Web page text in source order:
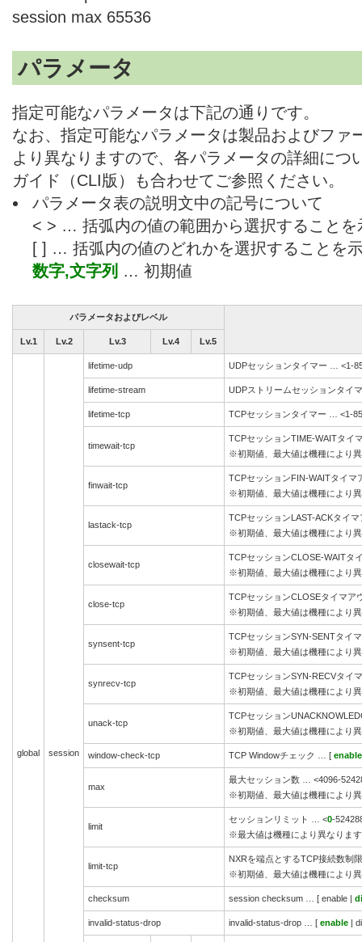
session max 65536
パラメータ
指定可能なパラメータは下記の通りです。
なお、指定可能なパラメータは製品およびファ
より異なりますので、各パラメータの詳細につ
ガイド（CLI版）も合わせてご参照ください。
パラメータ表の説明文中の記号について
< > … 括弧内の値の範囲から選択することを
[ ] … 括弧内の値のどれかを選択することを
数字,文字列 … 初期値
パラメータおよびレベル
Lv.1 Lv.2 Lv.3 Lv.4 Lv.5
global session
lifetime-udp UDPセッションタイマー … <1-
lifetime-stream UDPストリームセッションタイ
lifetime-tcp TCPセッションタイマー … <1-
timewait-tcp
TCPセッションTIME-WAITタイ
※初期値、最大値は機種により
finwait-tcp
TCPセッションFIN-WAITタイ
※初期値、最大値は機種により
lastack-tcp
TCPセッションLAST-ACKタイ
※初期値、最大値は機種により
closewait-tcp
TCPセッションCLOSE-WAITタ
※初期値、最大値は機種により
close-tcp
TCPセッションCLOSEタイマ
※初期値、最大値は機種により
synsent-tcp
TCPセッションSYN-SENTタイ
※初期値、最大値は機種により
synrecv-tcp
TCPセッションSYN-RECVタイ
※初期値、最大値は機種により
unack-tcp
TCPセッション
※初期値、最大値は機種により
window-check-tcp TCP Windowチェック … [ enable
max
最大セッション数 … <4096-
※初期値、最大値は機種により
limit
セッションリミット … <0-
※最大値は機種により異なります
limit-tcp
NXRを端点とするTCP接続数制
※初期値、最大値は機種により
checksum session checksum … [ enable |
invalid-status-drop invalid-status-drop … [ enable |